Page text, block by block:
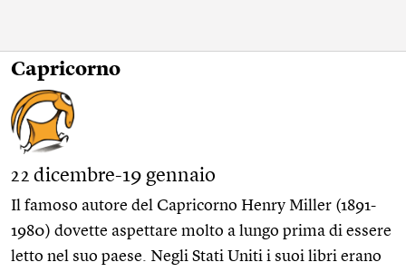
Capricorno
22 dicembre-19 gennaio
Il famoso autore del Capricorno Henry Miller (1891-
1980) dovette aspettare molto a lungo prima di essere
letto nel suo paese. Negli Stati Uniti i suoi libri erano